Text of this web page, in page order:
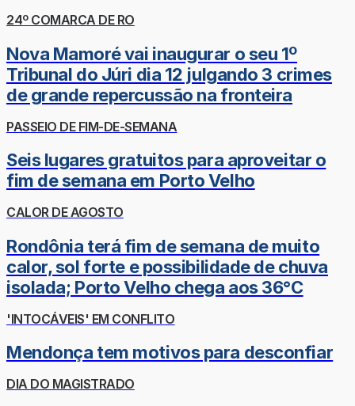
24º COMARCA DE RO
Nova Mamoré vai inaugurar o seu 1º
Tribunal do Júri dia 12 julgando 3 crimes
de grande repercussão na fronteira
PASSEIO DE FIM-DE-SEMANA
Seis lugares gratuitos para aproveitar o
fim de semana em Porto Velho
CALOR DE AGOSTO
Rondônia terá fim de semana de muito
calor, sol forte e possibilidade de chuva
isolada; Porto Velho chega aos 36°C
'INTOCÁVEIS' EM CONFLITO
Mendonça tem motivos para desconfiar
DIA DO MAGISTRADO